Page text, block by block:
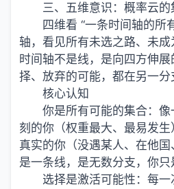
三、五维意识：概率云的
四维看 “一条时间轴的所
轴，看见所有未选之路、未成
时间轴不是线，是向四方伸
择、放弃的可能，都在另一分
核心认知
你是所有可能的集合：
刻的你（权重最大、最易发
真实的你（没遇某人、在他
是一条线，是无数分支，你只
选择是激活可能性：每